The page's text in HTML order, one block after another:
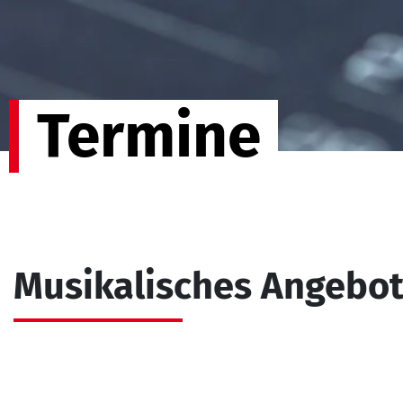
Termine
Musikalisches Angebot